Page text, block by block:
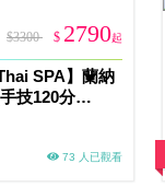
$3300 $ 2790起
SPA】蘭納
技120分
73 人已觀看